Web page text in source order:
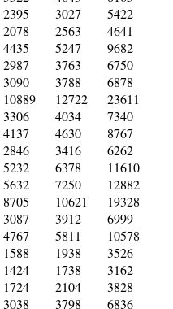
2395 3027
5422
2078 2563
4641
4435 5247
9682
2987 3763
6750
3090 3788
6878
10889 12722
23611
3306 4034
7340
4137 4630
8767
2846 3416
6262
5232 6378
11610
5632 7250
12882
8705 10621
19328
3087 3912
6999
4767 5811
10578
1588 1938
3526
1424 1738
3162
1724 2104
3828
3038 3798
6836